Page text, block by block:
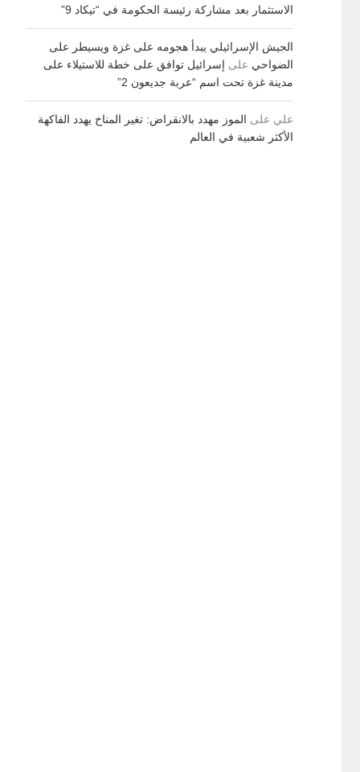
الاستثمار بعد مشاركة رئيسة الحكومة في “تيكاد 9”
الجيش الإسرائيلي يبدأ هجومه على غزة ويسيطر على
الضواحي على إسرائيل توافق على خطة للاستيلاء على
مدينة غزة تحت اسم “عربة جديعون 2”
علي على الموز مهدد بالانقراض: تغير المناخ يهدد الفاكهة
الأكثر شعبية في العالم